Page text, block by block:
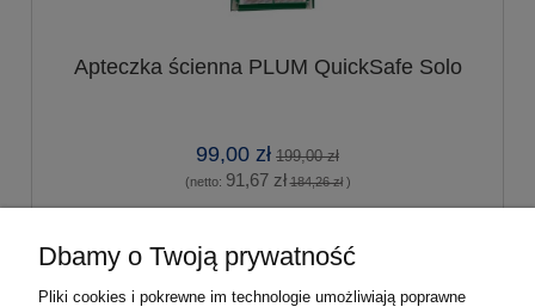
Apteczka ścienna PLUM QuickSafe Solo
99,00 zł 199,00 zł
(netto: 91,67 zł 184,26 zł)
do koszyka
Dbamy o Twoją prywatność
Pliki cookies i pokrewne im technologie umożliwiają poprawne